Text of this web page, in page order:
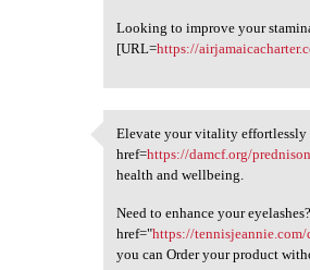
Looking to improve your
[URL=https://
Elevate your vitality
Elevate your vitality effortlessly
href=https://damcf.org/
health and wellbeing.
Need to enhance your
href="https://tennisjeannie.com/
you can Order your product